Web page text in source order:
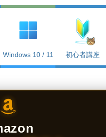
Windows 10 / 11 初心者講座